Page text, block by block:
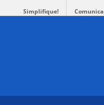
Simplifique! Comunica